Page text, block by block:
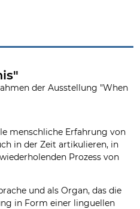
der Ausstellung "When
menschliche Erfahrung von
in der Zeit artikulieren, in
Prozess von
und als Organ, das die
in Form einer linguellen